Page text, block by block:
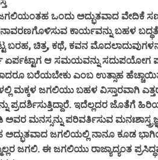
ಒಂದು ಅದ್ಭುತವಾದ ವೇದಿಕೆ ಸಣ್ಣ
ಕಾರ್ಯವನ್ನು ಬಹಳ
ಬರಹ, ಚಿತ್ರ, ಕಥೆ, ಕವನ
ಏರ್ಪಟ್ಟಾಗ ಆ ಸಮಯವನ್ನು ಸದುಪಯೋಗ
ಬರೆಯಬೇಕು ಎಂಬ ಉತ್ಸಾಹ
ಮಕ್ಕಳ ಜಗಲಿಯು ಬಹಳ ವಿಸ್ತಾರವಾಗಿ
ಪ್ರದರ್ಶಿಸುತ್ತಿದ್ದಾರೆ. ಇದೆಲ್ಲದರ ಜೊತೆಗೆ
ಮನಸ್ಸನ್ನು ಪರಿವರ್ತಿಸುವ
ಜಗಲಿಯಲ್ಲಿ ನಾನೂ ಕೂಡ
ಜಗಲಿ. ಈ ಜಗಲಿಯು ರಾಜ್ಯಾದ್ಯಂತ